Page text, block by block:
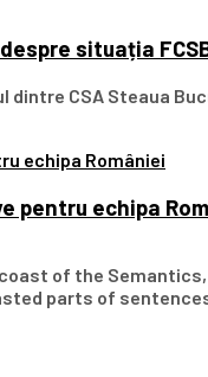
situația
CSA Steaua
pentru echipa
of the
parts of